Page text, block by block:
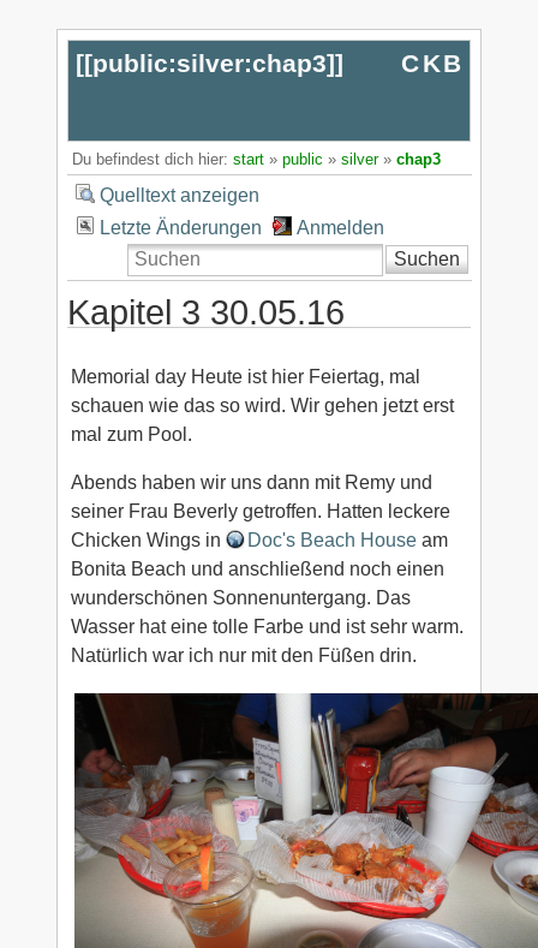
[[public:silver:chap3]] CKB
Du befindest dich hier: start » public » silver» chap3
Quelltext anzeigen
Letzte Änderungen
Anmelden
Suchen
Kapitel 3 30.05.16
Memorial day Heute ist hier Feiertag, mal
schauen wie das so wird. Wir gehen jetzt erst
mal zum Pool.
Abends haben wir uns dann mit Remy und
seiner Frau Beverly getroffen. Hatten leckere
Chicken Wings in
Doc's Beach House am
Bonita Beach und anschließend noch einen
wunderschönen Sonnenuntergang. Das
Wasser hat eine tolle Farbe und ist sehr warm.
Natürlich war ich nur mit den Füßen drin.